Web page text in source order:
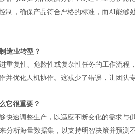
制，确保产品符合严格的标准，而AI能
造业转型？
重复性、危险性或复杂性任务的工作流
并优化人机协作。这减少了错误，让团队
它很重要？
快速调整生产，以适应不断变化的需求
分析海量数据集，以支持明智决策并预测